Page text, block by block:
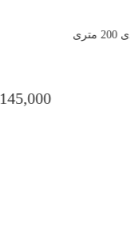
کش دسته دار
425,000